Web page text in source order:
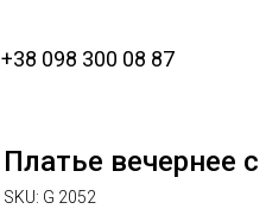
+38 098 300 08 87
Платье вечернее
SKU: G 2052